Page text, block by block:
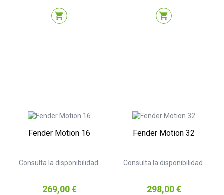
shopping_cart shopping_cart
Fender Motion 16
Consulta la disponibilidad.
Precio
269,00 €
Fender Motion 32
Consulta la disponibilidad.
Precio
298,00 €